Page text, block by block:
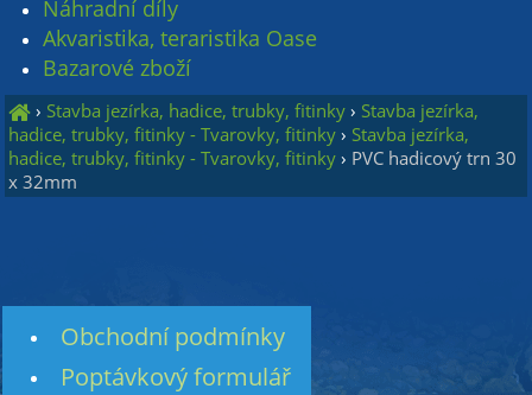
Náhradní díly
Akvaristika, teraristika Oase
Bazarové zboží
› Stavba jezírka, hadice, trubky, fitinky › Stavba jezírka,
hadice, trubky, fitinky - Tvarovky, fitinky › Stavba jezírka,
hadice, trubky, fitinky - Tvarovky, fitinky › PVC hadicový trn 30
x 32mm
Obchodní podmínky
Poptávkový formulář